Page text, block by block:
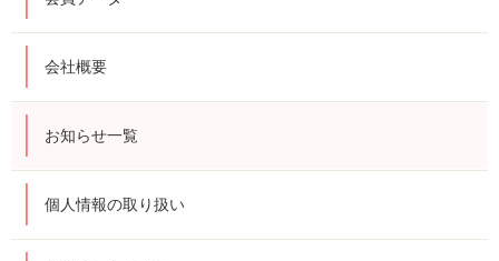
会社概要
お知らせ一覧
個人情報の取り扱い